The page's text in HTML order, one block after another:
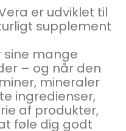
er udviklet til
supplement
sine mange
– og når den
mineraler
ingredienser,
af produkter,
føle dig godt